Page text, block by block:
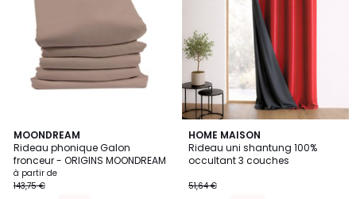
MOONDREAM
Rideau phonique Galon
fronceur - ORIGINS MOONDREAM
à partir de
143,75 €
4,2
/ 5
10
Couleurs
HOME MAISON
Rideau uni shantung 100%
occultant 3 couches
51,64 €
4,5
/ 5